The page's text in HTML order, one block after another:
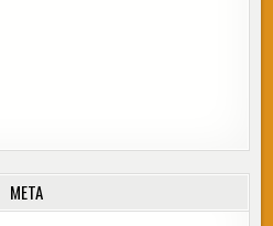
META